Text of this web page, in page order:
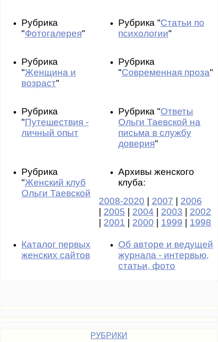
Рубрика
"Фотогалерея"
Рубрика "Статьи по
психологии"
Рубрика
"Женщина и
возраст"
Рубрика
"Современная проза"
Рубрика
"Путешествия -
личный опыт
Рубрика "Ответы
Ольги Таевской на
письма в службу
доверия"
Рубрика
"Женский клуб
Ольги Таевской
Архивы женского
клуба:
2008-2020
2007
2006
2005 2004 2003
2002
2001 2000 1999 1998
Каталог первых
женских сайтов
Об авторе и ведущей
журнала - интервью,
статьи, фото
РУБРИКИ